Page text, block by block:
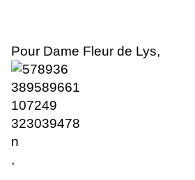
Pour Dame Fleur de Lys,
,